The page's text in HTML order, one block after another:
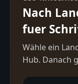
Nach
fuer
Wähle ein
Hub. Danach